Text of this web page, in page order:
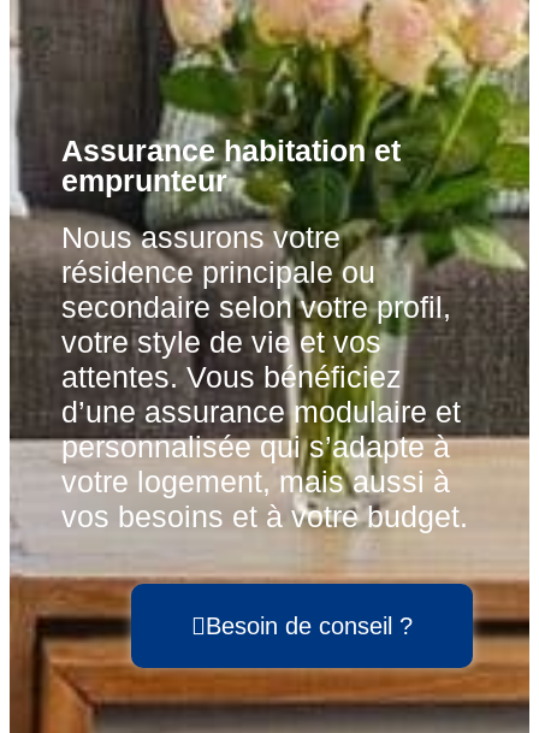
Assurance habitation et
emprunteur
Nous assurons votre
résidence principale ou
secondaire selon votre profil,
votre style de vie et vos
attentes. Vous bénéficiez
d’une assurance modulaire et
personnalisée qui s’adapte à
votre logement, mais aussi à
vos besoins et à votre budget.
Besoin de conseil ?